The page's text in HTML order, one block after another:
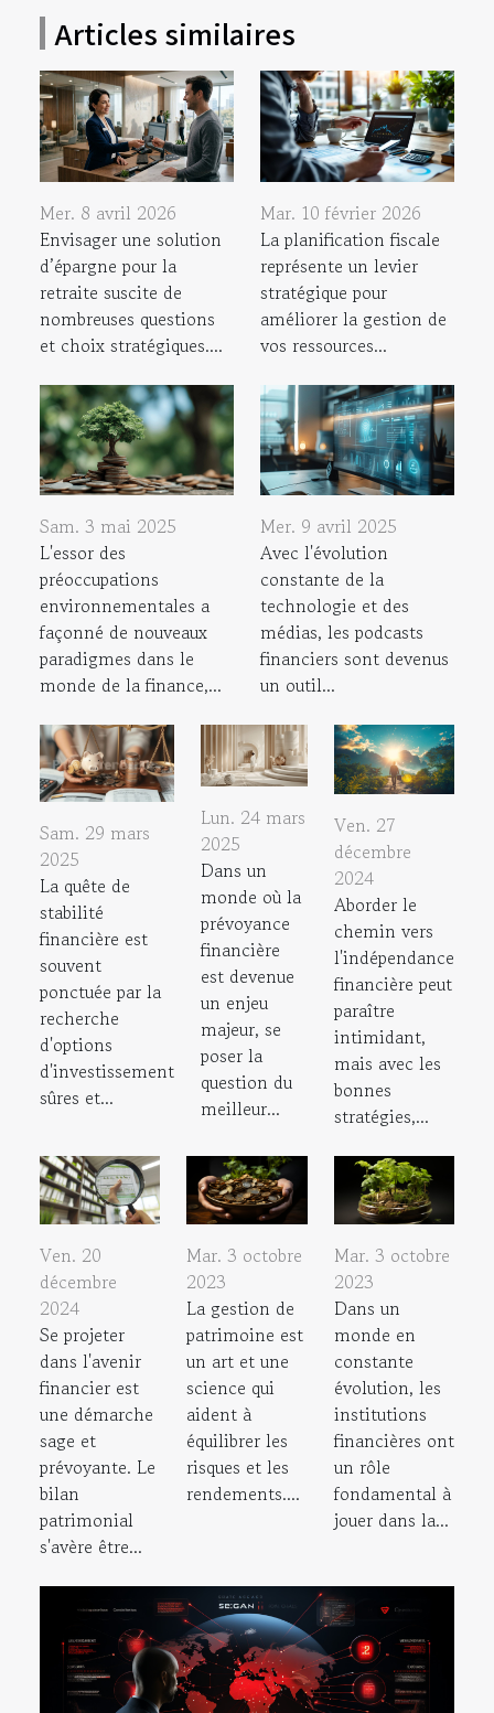
Articles similaires
Mer. 8 avril 2026
Envisager une solution
d’épargne pour la
retraite suscite de
nombreuses questions
et choix stratégiques....
Mar. 10 février 2026
La planification fiscale
représente un levier
stratégique pour
améliorer la gestion de
vos ressources...
Sam. 3 mai 2025
L'essor des
préoccupations
environnementales a
façonné de nouveaux
paradigmes dans le
monde de la finance,...
Mer. 9 avril 2025
Avec l'évolution
constante de la
technologie et des
médias, les podcasts
financiers sont devenus
un outil...
Sam. 29 mars
2025
La quête de
stabilité
financière est
souvent
ponctuée par la
recherche
d'options
d'investissement
sûres et...
Lun. 24 mars
2025
Dans un
monde où la
prévoyance
financière
est devenue
un enjeu
majeur, se
poser la
question du
meilleur...
Ven. 27
décembre
2024
Aborder le
chemin vers
l'indépendance
financière peut
paraître
intimidant,
mais avec les
bonnes
stratégies,...
Ven. 20
décembre
2024
Se projeter
dans l'avenir
financier est
une démarche
sage et
prévoyante. Le
bilan
patrimonial
s'avère être...
Mar. 3 octobre
2023
La gestion de
patrimoine est
un art et une
science qui
aident à
équilibrer les
risques et les
rendements....
Mar. 3 octobre
2023
Dans un
monde en
constante
évolution, les
institutions
financières ont
un rôle
fondamental à
jouer dans la...